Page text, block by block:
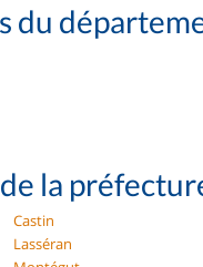
du
la
Castin
Lasséran